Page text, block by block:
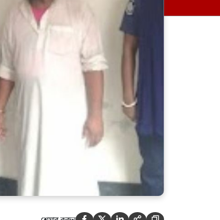
মেহেরপুরের গাংনীর ধলা সীমান্তে
৫ জনকে পুশইন করার চেষ্টা, রুখে
দিল বিজিবি